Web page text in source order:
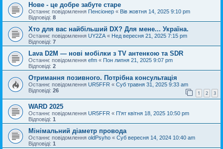
Нове - це добре забуте старе
Останнє повідомлення Пенсіонер « Вів жовтня 14, 2025 9:10 pm
Відповіді: 8
Хто для вас найбільший DX? Для мене... Україна.
Останнє повідомлення UY2ZA « Нед вересня 21, 2025 7:15 pm
Відповіді: 7
Lava D2M — нові мобілки з TV антенкою та SDR
Останнє повідомлення efm « Пон липня 21, 2025 9:07 pm
Відповіді: 2
Отримання позивного. Потрібна консультація
Останнє повідомлення UR5FFR « Суб травня 31, 2025 9:33 am
Відповіді: 26 1 2 3
WARD 2025
Останнє повідомлення UR5FFR « П'ят квітня 18, 2025 10:50 pm
Відповіді: 1
Мінімальний діаметр провода
Останнє повідомлення oldPsyho « Суб вересня 14, 2024 10:40 am
Відповіді: 1